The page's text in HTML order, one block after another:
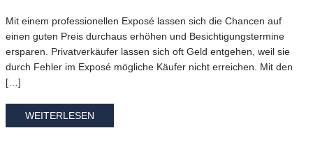
Mit einem professionellen Exposé lassen sich die Chancen auf
einen guten Preis durchaus erhöhen und Besichtigungstermine
ersparen. Privatverkäufer lassen sich oft Geld entgehen, weil sie
durch Fehler im Exposé mögliche Käufer nicht erreichen. Mit den
[…]
WEITERLESEN